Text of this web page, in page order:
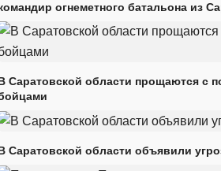
огнеметного батальона из
Саратовской области прощаются с
Саратовской области объявили